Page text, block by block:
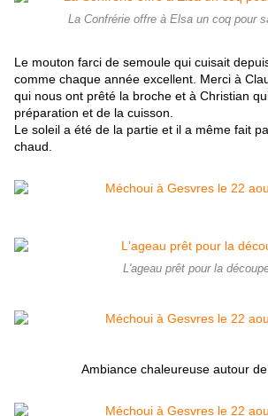
La Confrérie offre à Elsa un coq pour
Le mouton farci de semoule qui cuisait
comme chaque année excellent. Merci à
qui nous ont prêté la broche et à Christian
préparation et de la cuisson.
Le soleil a été de la partie et il a même fait
chaud.
L'ageau prêt pour la
Ambiance chaleureuse autour de